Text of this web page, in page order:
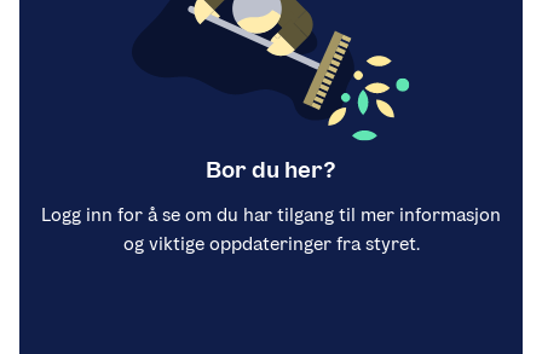
Bor du her?
Logg inn for å se om du har tilgang til mer informasjon
og viktige oppdateringer fra styret.